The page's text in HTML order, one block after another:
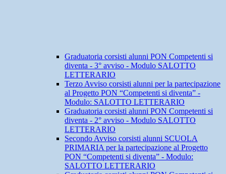
Graduatoria corsisti alunni PON Competenti si
diventa - 3° avviso - Modulo SALOTTO
LETTERARIO
Terzo Avviso corsisti alunni per la partecipazione
al Progetto PON “Competenti si diventa” -
Modulo: SALOTTO LETTERARIO
Graduatoria corsisti alunni PON Competenti si
diventa - 2° avviso - Modulo SALOTTO
LETTERARIO
Secondo Avviso corsisti alunni SCUOLA
PRIMARIA per la partecipazione al Progetto
PON “Competenti si diventa” - Modulo:
SALOTTO LETTERARIO